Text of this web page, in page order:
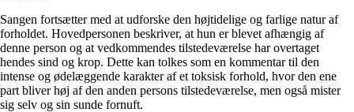
Sangen fortsætter med at udforske den højtidelige og farlige natur af
forholdet. Hovedpersonen beskriver, at hun er blevet afhængig af
denne person og at vedkommendes tilstedeværelse har overtaget
hendes sind og krop. Dette kan tolkes som en kommentar til den
intense og ødelæggende karakter af et toksisk forhold, hvor den ene
part bliver høj af den anden persons tilstedeværelse, men også mister
sig selv og sin sunde fornuft.